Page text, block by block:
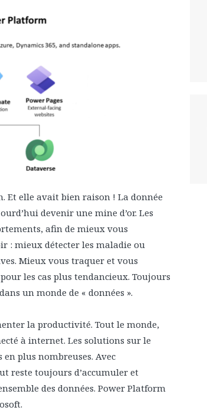
Et elle avait bien raison ! La donnée
devenir une mine d’or. Les
afin de mieux vous
: mieux détecter les maladie ou
Mieux vous traquer et vous
les cas plus tendancieux. Toujours
un monde de « données ».
la productivité. Tout le monde,
à internet. Les solutions sur le
plus nombreuses. Avec
reste toujours d’accumuler et
des données. Power Platform